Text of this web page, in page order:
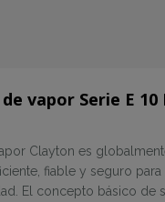
vapor Serie E 10
Clayton es
fiable y seguro
El concepto básico de